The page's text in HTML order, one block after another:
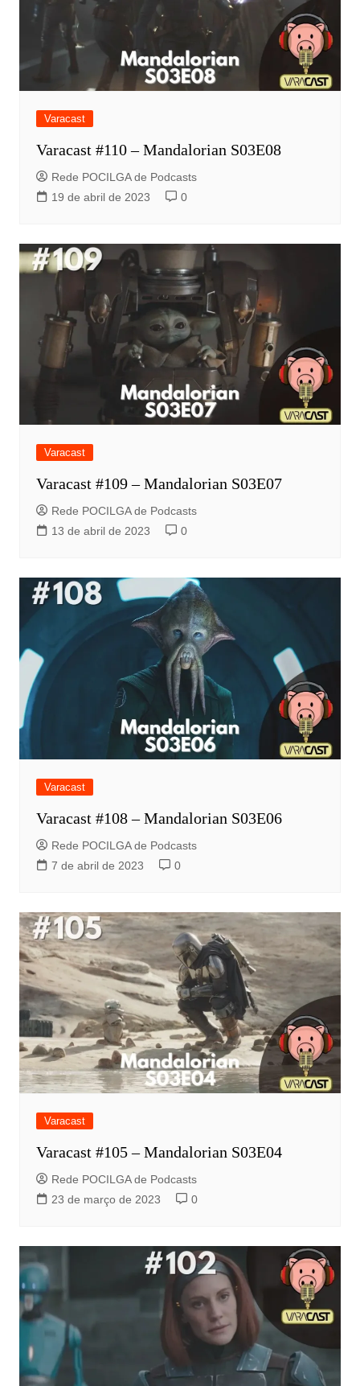
Varacast
Varacast #110 – Mandalorian S03E08
Rede POCILGA de Podcasts
19 de abril de 2023
0
Varacast
Varacast #109 – Mandalorian S03E07
Rede POCILGA de Podcasts
13 de abril de 2023
0
Varacast
Varacast #108 – Mandalorian S03E06
Rede POCILGA de Podcasts
7 de abril de 2023
0
Varacast
Varacast #105 – Mandalorian S03E04
Rede POCILGA de Podcasts
23 de março de 2023
0